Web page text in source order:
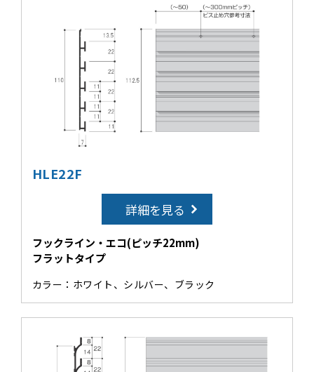
HLE22F
詳細を見る
フックライン・エコ(ピッチ22mm)
フラットタイプ
カラー：ホワイト、シルバー、ブラック